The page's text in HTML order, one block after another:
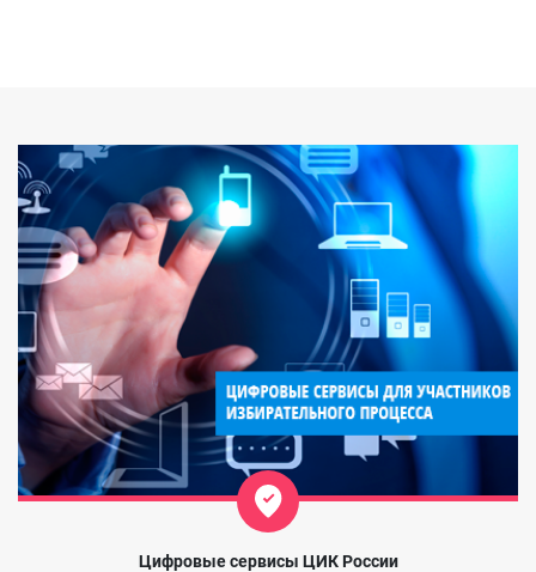
Цифровые сервисы ЦИК России